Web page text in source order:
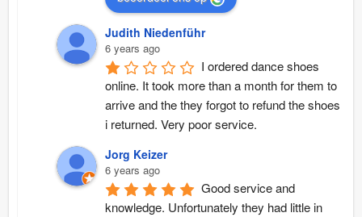
Judith Niedenführ
6 years ago
I ordered dance shoes
online. It took more than a month for them to
arrive and the they forgot to refund the shoes
i returned. Very poor service.
Jorg Keizer
6 years ago
Good service and
knowledge. Unfortunately they had little in